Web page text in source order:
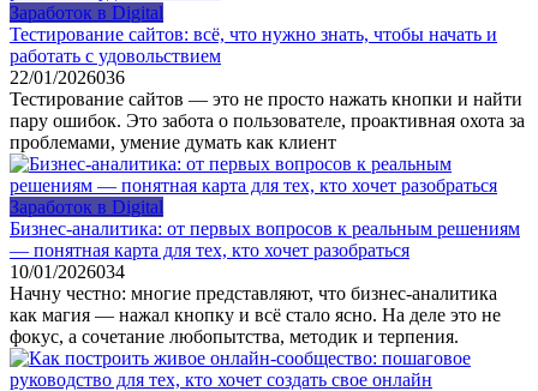
Заработок в Digital
Тестирование сайтов: всё, что нужно знать, чтобы начать и
работать с удовольствием
22/01/2026036
Тестирование сайтов — это не просто нажать кнопки и найти
пару ошибок. Это забота о пользователе, проактивная охота за
проблемами, умение думать как клиент
Заработок в Digital
Бизнес‑аналитика: от первых вопросов к реальным решениям
— понятная карта для тех, кто хочет разобраться
10/01/2026034
Начну честно: многие представляют, что бизнес‑аналитика
как магия — нажал кнопку и всё стало ясно. На деле это не
фокус, а сочетание любопытства, методик и терпения.